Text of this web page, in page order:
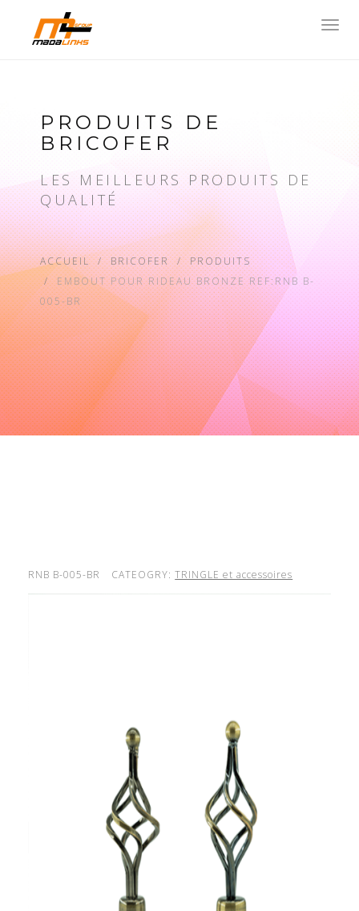
PRODUITS DE
BRICOFER
LES MEILLEURS PRODUITS DE
QUALITÉ
ACCUEIL BRICOFER
PRODUITS
EMBOUT POUR RIDEAU BRONZE REF:RNB B-
005-BR
RNB B-005-BR CATEOGRY:TRINGLE et accessoires